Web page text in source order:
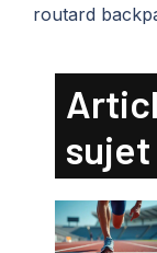
routard
sujet